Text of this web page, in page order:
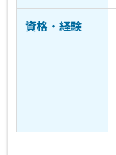
資格・経験